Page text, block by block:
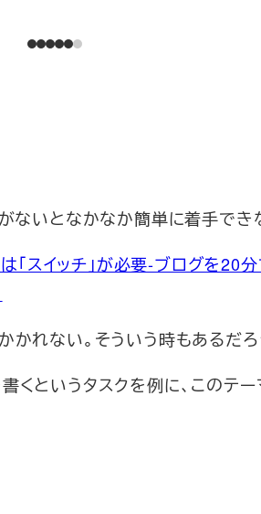
ないとなかなか簡単に着手でき
「スイッチ」が必要-ブログを20
かれない。そういう時もあるだろ
くというタスクを例に、このテ